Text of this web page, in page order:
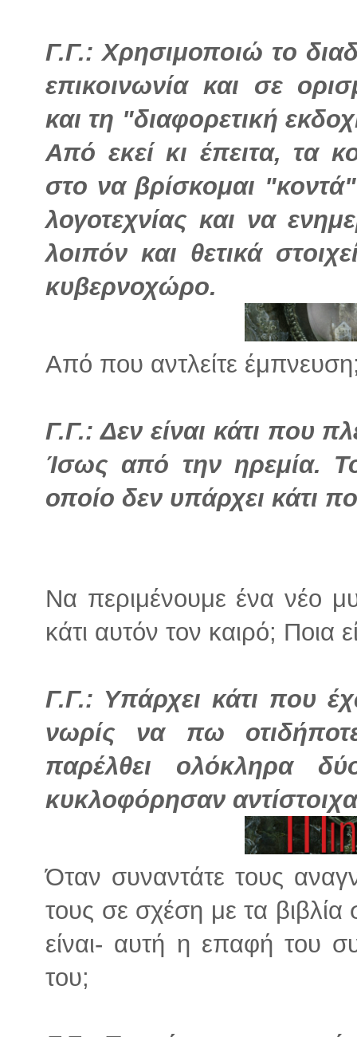
Γ.Γ.: Χρησιμοποιώ το
επικοινωνία και σε
και τη "διαφορετική
Από εκεί κι έπειτα, τα
στο να βρίσκομαι
λογοτεχνίας και να
λοιπόν και θετικά
κυβερνοχώρο.
Από που αντλείτε
Γ.Γ.: Δεν είναι κάτι που
Ίσως από την ηρεμία.
οποίο δεν υπάρχει κάτι
Να περιμένουμε ένα νέο
κάτι αυτόν τον καιρό; Ποια
Γ.Γ.: Υπάρχει κάτι που
νωρίς να πω
παρέλθει ολόκληρα
κυκλοφόρησαν
Όταν συναντάτε τους
τους σε σχέση με τα
είναι- αυτή η επαφή του
του;